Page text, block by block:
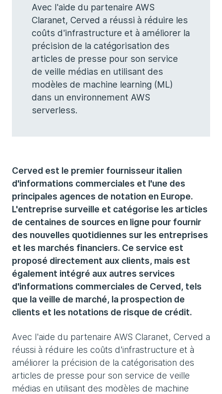
Avec l'aide du partenaire AWS
Claranet, Cerved a réussi à réduire les
coûts d'infrastructure et à améliorer la
précision de la catégorisation des
articles de presse pour son service
de veille médias en utilisant des
modèles de machine learning (ML)
dans un environnement AWS
serverless.
Cerved est le premier fournisseur italien
d'informations commerciales et l'une des
principales agences de notation en Europe.
L'entreprise surveille et catégorise les articles
de centaines de sources en ligne pour fournir
des nouvelles quotidiennes sur les entreprises
et les marchés financiers. Ce service est
proposé directement aux clients, mais est
également intégré aux autres services
d'informations commerciales de Cerved, tels
que la veille de marché, la prospection de
clients et les notations de risque de crédit.
Avec l'aide du partenaire AWS Claranet, Cerved a
réussi à réduire les coûts d'infrastructure et à
améliorer la précision de la catégorisation des
articles de presse pour son service de veille
médias en utilisant des modèles de machine